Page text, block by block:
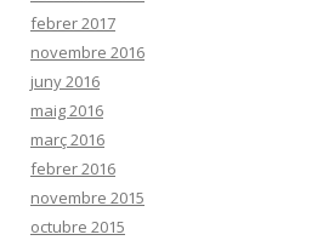
febrer 2017
novembre 2016
juny 2016
maig 2016
març 2016
febrer 2016
novembre 2015
octubre 2015